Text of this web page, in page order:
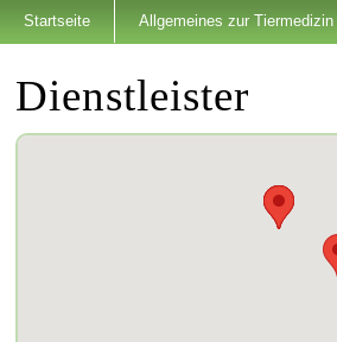
Startseite Allgemeines zur Tiermedizin
Dienstleister